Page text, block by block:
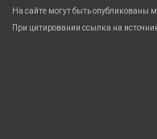
На сайте могут быть опубликованы
При цитировании ссылка на